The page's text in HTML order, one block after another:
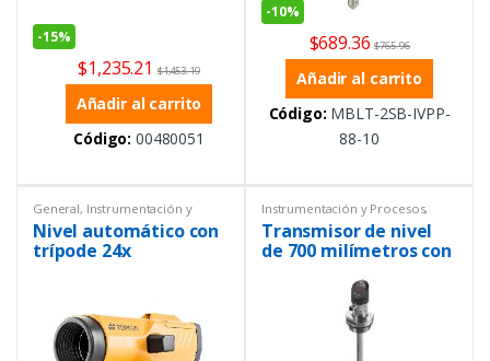
-15%
$1,235.21 $1,453.19
Añadir al carrito
Código: 00480051
-10%
$689.36 $765.96
Añadir al carrito
Código: MBLT-2SB-IVPP-
88-10
General, Instrumentación y
Procesos Ofertas
Nivel automático con
trípode 24x
Instrumentación y Procesos,
Nivel Transmisor
Transmisor de nivel
de 700 milímetros con